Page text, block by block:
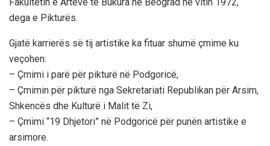
dega e Pikturës.
Gjatë karrierës së tij artistike ka fituar shumë çmime ku
veçohen:
– Çmimi i parë për pikturë në Podgoricë,
– Çmimin për pikturë nga Sekretariati Republikan për Arsim,
Shkencës dhe Kulturë i Malit të Zi,
– Çmimi “19 Dhjetori” në Podgoricë për punën artistike e
arsimore.